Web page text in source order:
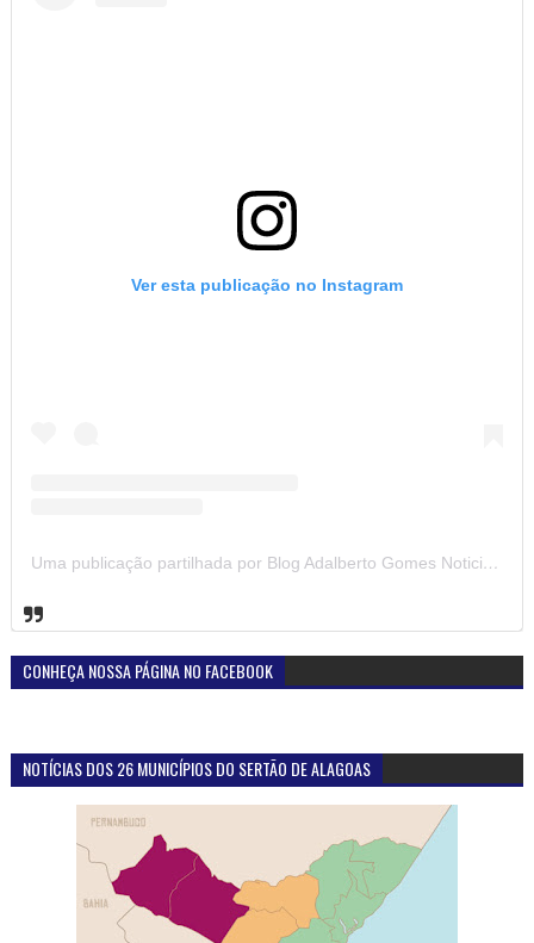
Ver esta publicação no Instagram
Uma publicação partilhada por Blog Adalberto Gomes Noticias (@blogadalbertogomesnoticiass)
CONHEÇA NOSSA PÁGINA NO FACEBOOK
NOTÍCIAS DOS 26 MUNICÍPIOS DO SERTÃO DE ALAGOAS